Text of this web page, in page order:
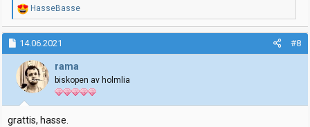
R
e
a
k
s
j
o
n
e
r
:
HasseBasse
14.06.2021 #8
rama
biskopen av holmlia
grattis, hasse.